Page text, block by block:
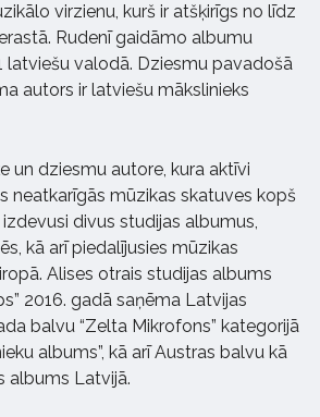
virzienu, kurš ir atšķirīgs no līdz
Rudenī gaidāmo albumu
latviešu valodā. Dziesmu pavadošā
autors ir latviešu mākslinieks
un dziesmu autore, kura aktīvi
neatkarīgās mūzikas skatuves kopš
divus studijas albumus,
kā arī piedalījusies mūzikas
Alises otrais studijas albums
2016. gadā saņēma Latvijas
balvu “Zelta Mikrofons” kategorijā
albums”, kā arī Austras balvu kā
albums Latvijā.